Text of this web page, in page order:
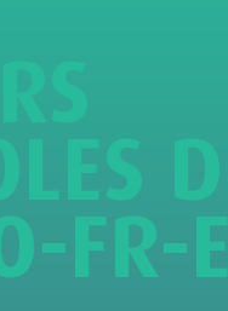
LES D
-FR-E